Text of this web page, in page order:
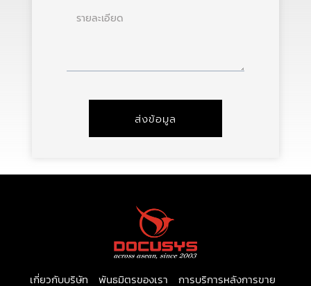
ราย
ส่งข้อมูล
เกี่ยวกับบริษัท พันธมิตรของเรา การบริการหลังการขาย